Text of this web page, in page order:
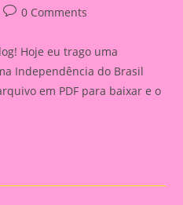
Post0 Comments
Hoje eu trago uma
Independência do Brasil
em PDF para baixar e o